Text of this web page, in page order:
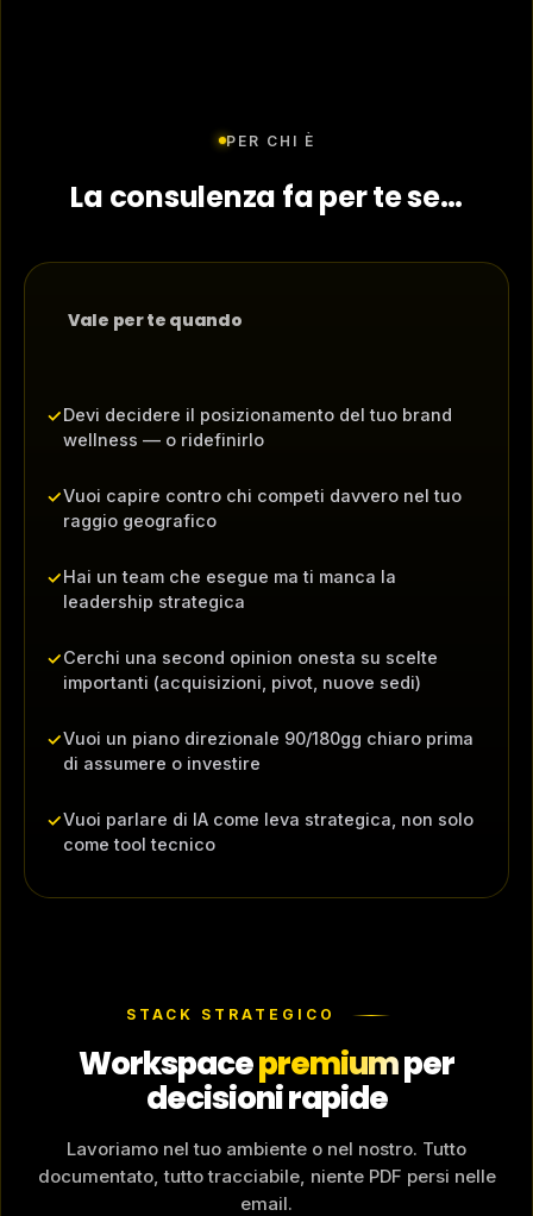
PER CHI È
La consulenza fa per te se…
Vale per te quando
✓Devi decidere il posizionamento del tuo brand
wellness — o ridefinirlo
✓Vuoi capire contro chi competi davvero nel tuo
raggio geografico
✓Hai un team che esegue ma ti manca la
leadership strategica
✓Cerchi una second opinion onesta su scelte
importanti (acquisizioni, pivot, nuove sedi)
✓Vuoi un piano direzionale 90/180gg chiaro prima
di assumere o investire
✓Vuoi parlare di IA come leva strategica, non solo
come tool tecnico
STACK STRATEGICO
Workspacepremiumper
decisioni rapide
Lavoriamo nel tuo ambiente o nel nostro. Tutto
documentato, tutto tracciabile, niente PDF persi nelle
email.